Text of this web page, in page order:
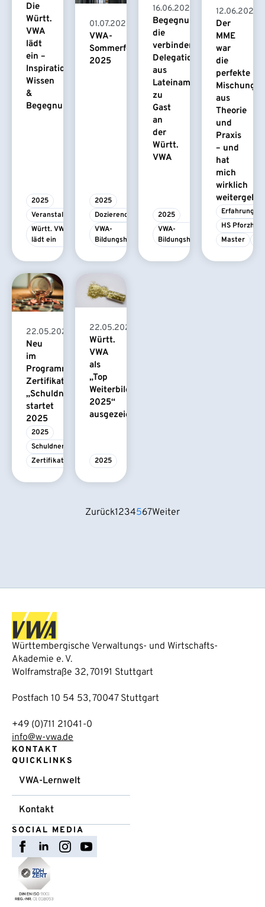
Die
Württ.
VWA
lädt
ein –
Inspiration,
Wissen
&
Begegnung
2025
Veranstaltung
Württ. VWA
lädt ein
01.07.2025
VWA-
Sommerfest
2025
2025
Dozierende
VWA-
Bildungshaus
16.06.2025
Begegnungen,
die
verbinden:
Delegation
aus
Lateinamerika
zu
Gast
an
der
Württ.
VWA
2025
VWA-
Bildungshaus
12.06.2025
Der
MME
war
die
perfekte
Mischung
aus
Theorie
und
Praxis
– und
hat
mich
wirklich
HS
Master
22.05.2025
Neu
im
Programm:
Zertifikatskurs
„Schuldnerberatung“
startet
2025
2025
Schuldnerberatung
Zertifikatskurs
22.05.2025
Württ.
VWA
als
„Top
Weiterbildung
2025“
ausgezeichnet
2025
Zurück1234567Weiter
Württembergische Verwaltungs- und Wirtschafts-
Akademie e. V.
Wolframstraße 32, 70191 Stuttgart
Postfach 10 54 53, 70047 Stuttgart
+49 (0)711 21041-0
info@w-vwa.de
KONTAKT
QUICKLINKS
VWA-Lernwelt
Kontakt
SOCIAL MEDIA